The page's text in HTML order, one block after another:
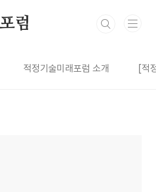
럼
적정기술미래포럼 소개 [적